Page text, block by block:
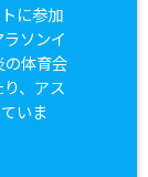
に参加
ラソンイ
の体育会
り、アス
いま